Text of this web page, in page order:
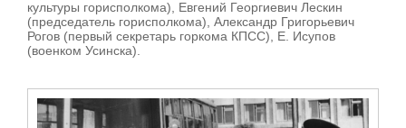
культуры горисполкома), Евгений Георгиевич Лескин
(председатель горисполкома), Александр Григорьевич
Рогов (первый секретарь горкома КПСС), Е. Исупов
(военком Усинска).